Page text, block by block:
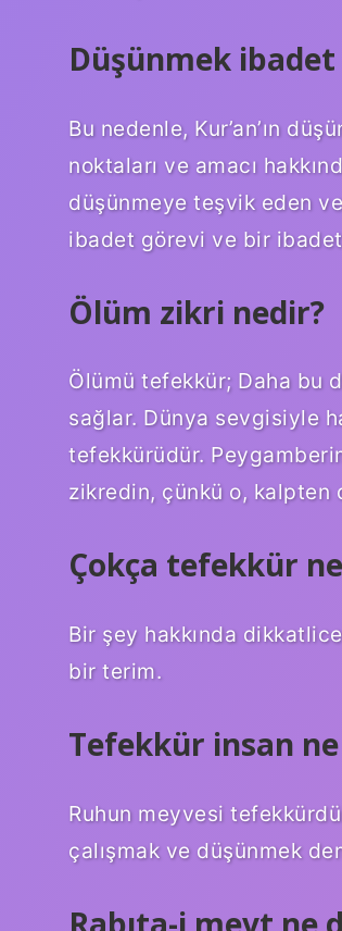
Düşünmek
Bu nedenle, Kur’an’ın
noktaları ve amacı
düşünmeye teşvik eden
ibadet görevi ve bir
Ölüm zikri nedir?
Ölümü tefekkür; Daha bu
sağlar. Dünya sevgisiyle
tefekkürüdür.
zikredin, çünkü o, kalpten
Çokça tefekkür
Bir şey hakkında
bir terim.
Tefekkür insan
Ruhun meyvesi
çalışmak ve düşünmek